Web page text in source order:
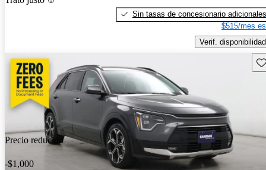
Sin tasas de concesionario adicionales
$515/mes
Verif. disponibilidad
Precio reducido
-$1,000